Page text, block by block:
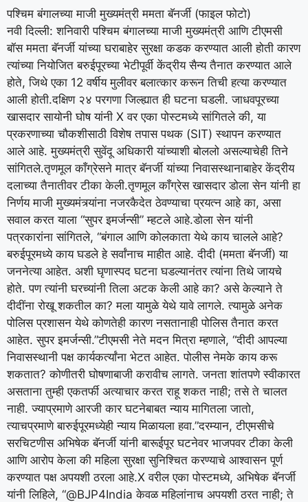
पश्चिम बंगालच्या माजी मुख्यमंत्री ममता बॅनर्जी (फाइल फोटो)
नवी दिल्ली: शनिवारी पश्चिम बंगालच्या माजी मुख्यमंत्री आणि टीएमसी
बॉस ममता बॅनर्जी यांच्या घराबाहेर सुरक्षा कडक करण्यात आली होती कारण
त्यांच्या नियोजित बरुईपूरच्या भेटीपूर्वी केंद्रीय सैन्य तैनात करण्यात आले
होते, जिथे एका 12 वर्षीय मुलीवर बलात्कार करून तिची हत्या करण्यात
आली होती.दक्षिण २४ परगणा जिल्ह्यात ही घटना घडली. जाधवपूरच्या
खासदार सायोनी घोष यांनी X वर एका पोस्टमध्ये सांगितले की, या
प्रकरणाच्या चौकशीसाठी विशेष तपास पथक (SIT) स्थापन करण्यात
आले आहे. मुख्यमंत्री सुवेंदू अधिकारी यांच्याशी बोललो असल्याचेही तिने
सांगितले.तृणमूल काँग्रेसने मात्र बॅनर्जी यांच्या निवासस्थानाबाहेर केंद्रीय
दलाच्या तैनातीवर टीका केली.तृणमूल काँग्रेस खासदार डोला सेन यांनी हा
निर्णय माजी मुख्यमंत्र्यांना नजरकैदेत ठेवण्याचा प्रयत्न आहे का, असा
सवाल करत याला “सुपर इमर्जन्सी” म्हटले आहे.डोला सेन यांनी
पत्रकारांना सांगितले, “बंगाल आणि कोलकाता येथे काय चालले आहे?
बरुईपूरमध्ये काय घडले हे सर्वांनाच माहीत आहे. दीदी (ममता बॅनर्जी) या
जननेत्या आहेत. अशी घृणास्पद घटना घडल्यानंतर त्यांना तिथे जायचे
होते. पण त्यांनी घरच्यांनी तिला अटक केली आहे का? असे केल्याने ते
दीदींना रोखू शकतील का? मला यामुळे येथे यावे लागले. त्यामुळे अनेक
पोलिस प्रशासन येथे कोणतेही कारण नसतानाही पोलिस तैनात करत
आहेत. सुपर इमर्जन्सी.”टीएमसी नेते मदन मित्रा म्हणाले, “दीदी आपल्या
निवासस्थानी पक्ष कार्यकर्त्यांना भेटत आहेत. पोलीस नेमके काय करू
शकतात? कोणीतरी घोषणाबाजी करावीच लागते. जनता शांतपणे स्वीकारत
असताना तुम्ही एकतर्फी अत्याचार करत राहू शकत नाही; तसे ते चालत
नाही. ज्याप्रमाणे आरजी कार घटनेबाबत न्याय मागितला जातो,
त्याचप्रमाणे बारुईपूरमध्येही न्याय मिळायला हवा.”दरम्यान, टीएमसीचे
सरचिटणीस अभिषेक बॅनर्जी यांनी बारूईपूर घटनेवर भाजपवर टीका केली
आणि आरोप केला की महिला सुरक्षा सुनिश्चित करण्याचे आश्वासन पूर्ण
करण्यात पक्ष अपयशी ठरला आहे.X वरील एका पोस्टमध्ये, अभिषेक बॅनर्जी
यांनी लिहिले, “@BJP4India केवळ महिलांनाच अपयशी ठरत नाही; ते